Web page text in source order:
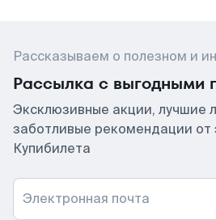
Рассказываем о полезном и
Рассылка с выгодными
Эксклюзивные акции, лучшие
заботливые рекомендации от
Купибилета
Электронная почта